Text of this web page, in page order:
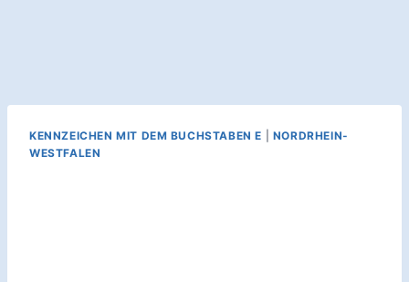
KENNZEICHEN MIT DEM BUCHSTABEN E
NORDRHEIN-
WESTFALEN